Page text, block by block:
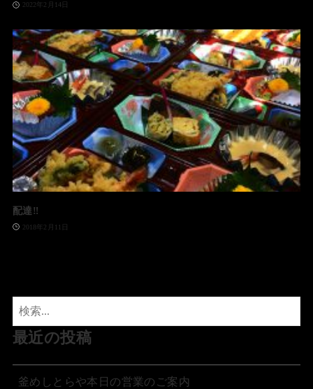
2022年2月14日
配達‼️
2018年2月11日
最近の投稿
釜めしとらや本日の営業のご案内